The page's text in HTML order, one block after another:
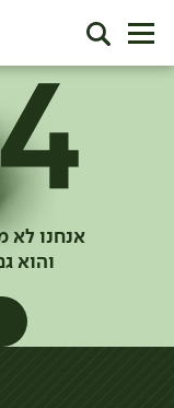
אנחנו
והוא